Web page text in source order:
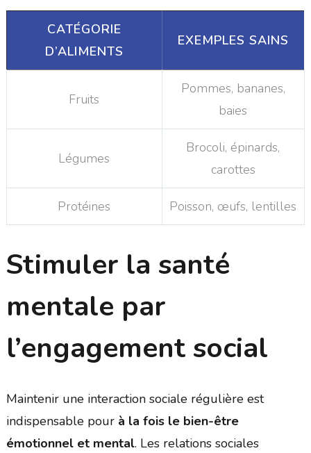
CATÉGORIE
D’ALIMENTS
EXEMPLES SAINS
Fruits
Pommes, bananes,
baies
Légumes
Brocoli, épinards,
carottes
Protéines Poisson, œufs, lentilles
Stimuler la santé
mentale par
l’engagement social
Maintenir une interaction sociale régulière est
indispensable pour à la fois le bien-être
émotionnel et mental. Les relations sociales